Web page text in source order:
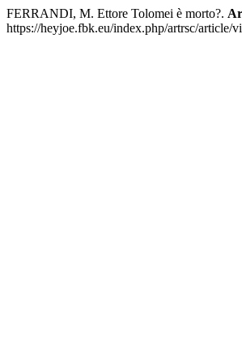
FERRANDI, M. Ettore Tolomei è morto?.
https://heyjoe.fbk.eu/index.php/artrsc/article/